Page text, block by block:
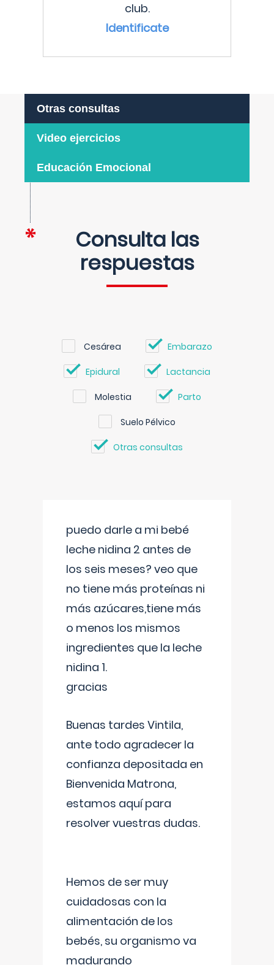
club.
Identificate
Otras consultas
Video ejercicios
Educación Emocional
Consulta las
respuestas
Cesárea Embarazo
Epidural Lactancia
Molestia Parto
Suelo Pélvico
Otras consultas
puedo darle a mi bebé
leche nidina 2 antes de
los seis meses? veo que
no tiene más proteínas ni
más azúcares,tiene más
o menos los mismos
ingredientes que la leche
nidina 1.
gracias
Buenas tardes Vintila,
ante todo agradecer la
confianza depositada en
Bienvenida Matrona,
estamos aquí para
resolver vuestras dudas.
Hemos de ser muy
cuidadosas con la
alimentación de los
bebés, su organismo va
madurando